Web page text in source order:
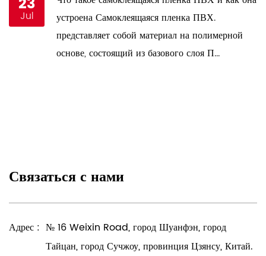
Jul
устроена Самоклеящаяся пленка ПВХ.
представляет собой материал на полимерной
основе, состоящий из базового слоя П...
Связаться с нами
Адрес : № 16 Weixin Road, город Шуанфэн, город
Тайцан, город Сучжоу, провинция Цзянсу, Китай.